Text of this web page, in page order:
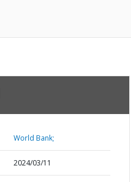
World Bank;
2024/03/11